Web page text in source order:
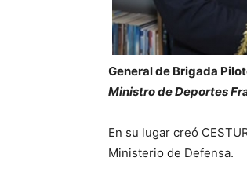
General de Brigada
Ministro de Deportes
En su lugar creó
Ministerio de Defensa.